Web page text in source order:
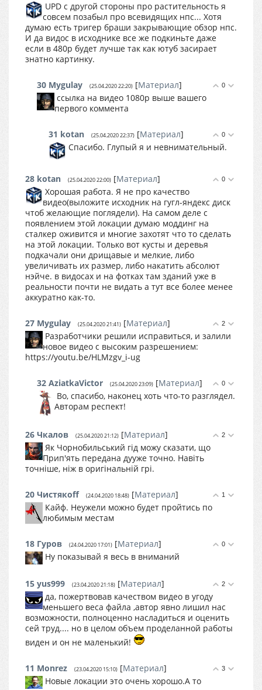
UPD с другой стороны про растительность я
совсем позабыл про всевидящих нпс... Хотя
думаю есть тригер браши закрывающие обзор нпс.
И да видос в исходнике все же подкиньте даже
если в 480р будет лучше так как ютуб засирает
знатно картинку.
0
30 Mygulay (25.04.2020 22:20) [Материал]
ссылка на видео 1080p выше вашего
первого коммента
0
31 kotan (25.04.2020 22:37) [Материал]
Спасибо. Глупый я и невнимательный.
0
28 kotan (25.04.2020 22:00) [Материал]
Хорошая работа. Я не про качество
видео(выложите исходник на гугл-яндекс диск
чтоб желающие поглядели). На самом деле с
появлением этой локации думаю моддинг на
сталкер оживится и многие захотят что то сделать
на этой локации. Только вот кусты и деревья
подкачали они дрищавые и мелкие, либо
увеличивать их размер, либо накатить абсолют
нэйче. в видосах и на фотках там зданий уже в
реальности почти не видать а тут все более менее
аккуратно как-то.
2
27 Mygulay (25.04.2020 21:41) [Материал]
Разработчики решили исправиться, и залили
новое видео с высоким разрешением:
https://youtu.be/HLMzgv_i-ug
0
32 AziatkaVictor (25.04.2020 23:09) [Материал]
Во, спасибо, наконец хоть что-то разглядел.
Авторам респект!
2
26 Чкалов (25.04.2020 21:12) [Материал]
Як Чорнобильський гід можу сказати, що
Прип'ять передана дууже точно. Навіть
точніше, ніж в оригінальній грі.
1
20 Чистякоff (24.04.2020 18:48) [Материал]
Кайф. Неужели можно будет пройтись по
любимым местам
0
18 Гуров (24.04.2020 17:01) [Материал]
Ну показывай я весь в вниманий
2
15 yus999 (23.04.2020 21:18) [Материал]
да, пожертвовав качеством видео в угоду
меньшего веса файла ,автор явно лишил нас
возможности, полноценно насладиться и оценить
сей труд.... но в целом объем проделанной работы
виден и он не маленький!
3
11 Monrez (23.04.2020 15:10) [Материал]
Новые локации это очень хорошо.А то